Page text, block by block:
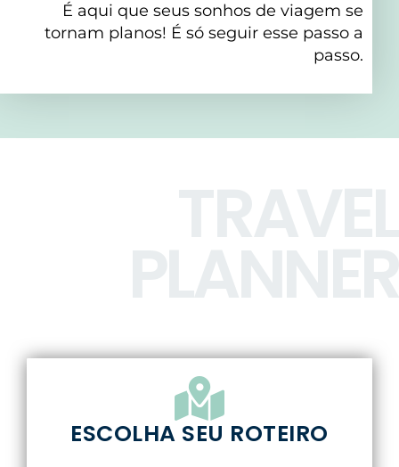
É aqui que seus sonhos de viagem se
tornam planos! É só seguir esse passo a
passo.
ESCOLHA SEU ROTEIRO​